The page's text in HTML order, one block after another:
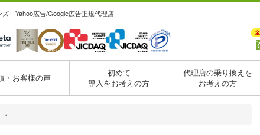
｜Yahoo広告/Google広告正規代理店
・お客様の声
初めて
導入をお考えの方
代理店の乗り換えを
お考えの方